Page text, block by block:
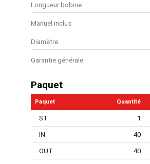
Longueur bobine
Manuel inclus
Diamètre
Garantie générale
Paquet
Paquet Quantité
ST 1
IN 40
OUT 40